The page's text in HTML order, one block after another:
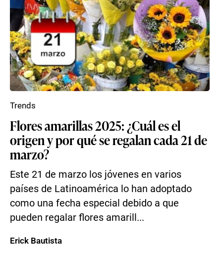
Flores amarillas 2025: ¿Cuál es el
origen y por qué se regalan cada 21 de
marzo?
Este 21 de marzo los jóvenes en varios
países de Latinoamérica lo han adoptado
como una fecha especial debido a que
pueden regalar flores amarill...
Trends
Erick Bautista